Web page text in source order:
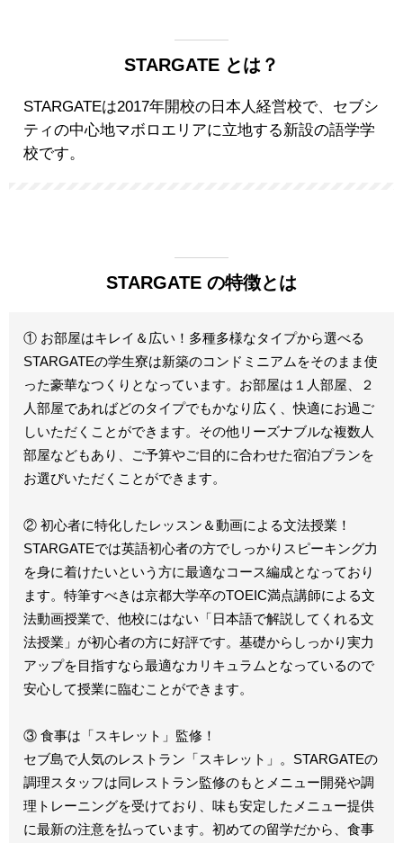
STARGATE とは？
STARGATEは2017年開校の日本人経営校で、セブシ
ティの中心地マボロエリアに立地する新設の語学学
校です。
STARGATE の特徴とは
① お部屋はキレイ＆広い！多種多様なタイプから選べる
STARGATEの学生寮は新築のコンドミニアムをそのまま使
った豪華なつくりとなっています。お部屋は１人部屋、２
人部屋であればどのタイプでもかなり広く、快適にお過ご
しいただくことができます。その他リーズナブルな複数人
部屋などもあり、ご予算やご目的に合わせた宿泊プランを
お選びいただくことができます。
② 初心者に特化したレッスン＆動画による文法授業！
STARGATEでは英語初心者の方でしっかりスピーキング力
を身に着けたいという方に最適なコース編成となっており
ます。特筆すべきは京都大学卒のTOEIC満点講師による文
法動画授業で、他校にはない「日本語で解説してくれる文
法授業」が初心者の方に好評です。基礎からしっかり実力
アップを目指すなら最適なカリキュラムとなっているので
安心して授業に臨むことができます。
③ 食事は「スキレット」監修！
セブ島で人気のレストラン「スキレット」。STARGATEの
調理スタッフは同レストラン監修のもとメニュー開発や調
理トレーニングを受けており、味も安定したメニュー提供
に最新の注意を払っています。初めての留学だから、食事